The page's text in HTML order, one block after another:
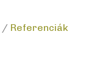
/ Referenciák